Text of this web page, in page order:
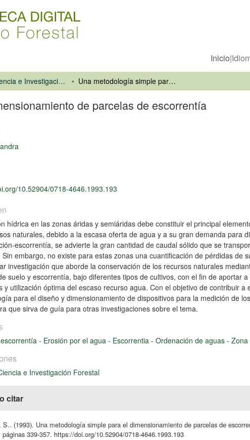
Inicio|
Revista Ciencia e Investigación Forestal Una metodología simple para el dimensionamiento de parcelas de escorrentía
de parcelas de escorrentía
10.52904/0718-4646.1993.193
hídrica en las zonas áridas y semiáridas debe constituir el principal
naturales, debido a la escasa oferta de agua y a su gran demanda para
escorrentía, se advierte la gran cantidad de caudal sólido que se
Sin embargo, no existe para estas zonas una cuantificación de pérdidas de
investigación que aborde la conservación de los recursos naturales
suelo y escorrentía, bajo diferentes tipos de cultivos, con el fin de aportar
y utilización óptima del escaso recurso agua. Con el objetivo de contribuir
para el diseño y dimensionamiento de dispositivos para la medición de
que sirva de guía para otras investigaciones sobre el tema.
- Erosión por el agua - Escorrentia - Ordenación de aguas - Zona
e Investigación Forestal
citar
S.. (1993). Una metodología simple para el dimensionamiento de parcelas de
páginas 339-357. https://doi.org/10.52904/0718-4646.1993.193